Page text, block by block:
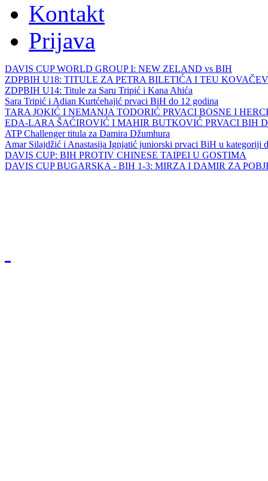
Kontakt
Prijava
DAVIS CUP WORLD GROUP I: NEW ZELAND vs BIH
ZDPBIH U18: TITULE ZA PETRA BILETIĆA I TEU
ZDPBIH U14: Titule za Saru Tripić i Kana Ahića
Sara Tripić i Adian Kurtćehajić prvaci BiH do 12 godina
TARA JOKIĆ I NEMANJA TODORIĆ PRVACI BOSNE I
EDA-LARA ŠAĆIROVIĆ I MAHIR BUTKOVIĆ PRVACI BIH
ATP Challenger titula za Damira Džumhura
Amar Silajdžić i Anastasija Ignjatić juniorski prvaci BiH u kategoriji
DAVIS CUP: BIH PROTIV CHINESE TAIPEI U GOSTIMA
DAVIS CUP BUGARSKA - BIH 1-3: MIRZA I DAMIR ZA